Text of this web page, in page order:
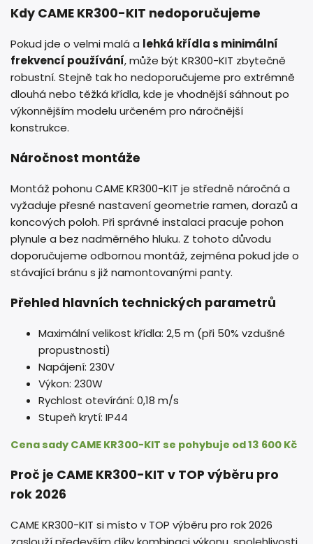
Kdy CAME KR300-KIT nedoporučujeme
Pokud jde o velmi malá a lehká křídla s minimální
frekvencí používání, může být KR300-KIT zbytečně
robustní. Stejně tak ho nedoporučujeme pro extrémně
dlouhá nebo těžká křídla, kde je vhodnější sáhnout po
výkonnějším modelu určeném pro náročnější
konstrukce.
Náročnost montáže
Montáž pohonu CAME KR300-KIT je středně náročná a
vyžaduje přesné nastavení geometrie ramen, dorazů a
koncových poloh. Při správné instalaci pracuje pohon
plynule a bez nadměrného hluku. Z tohoto důvodu
doporučujeme odbornou montáž, zejména pokud jde o
stávající bránu s již namontovanými panty.
Přehled hlavních technických parametrů
Maximální velikost křídla: 2,5 m (při 50% vzdušné
propustnosti)
Napájení: 230V
Výkon: 230W
Rychlost otevírání: 0,18 m/s
Stupeň krytí: IP44
Cena sady CAME KR300-KIT se pohybuje od 13 600 Kč
Proč je CAME KR300-KIT v TOP výběru pro
rok 2026
CAME KR300-KIT si místo v TOP výběru pro rok 2026